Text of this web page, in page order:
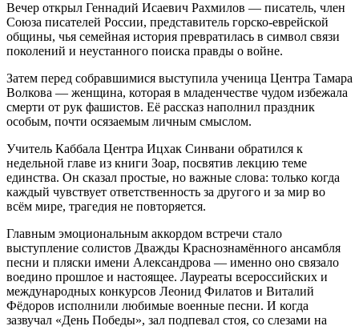
Вечер открыл Геннадий Исаевич Рахмилов — писатель, член
Союза писателей России, представитель горско-еврейской
общины, чья семейная история превратилась в символ связи
поколений и неустанного поиска правды о войне.
Затем перед собравшимися выступила ученица Центра Тамара
Волкова — женщина, которая в младенчестве чудом избежала
смерти от рук фашистов. Её рассказ наполнил праздник
особым, почти осязаемым личным смыслом.
Учитель Каббала Центра Ицхак Синвани обратился к
недельной главе из книги Зоар, посвятив лекцию теме
единства. Он сказал простые, но важные слова: только когда
каждый чувствует ответственность за другого и за мир во
всём мире, трагедия не повторяется.
Главным эмоциональным аккордом встречи стало
выступление солистов Дважды Краснознамённого ансамбля
песни и пляски имени Александрова — именно оно связало
воедино прошлое и настоящее. Лауреаты всероссийских и
международных конкурсов Леонид Филатов и Виталий
Фёдоров исполнили любимые военные песни. И когда
зазвучал «День Победы», зал подпевал стоя, со слезами на